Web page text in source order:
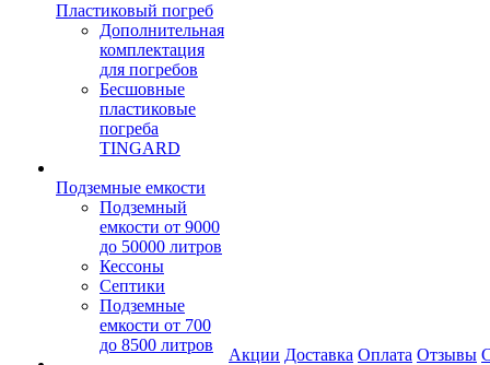
Пластиковый погреб
Дополнительная
комплектация
для погребов
Бесшовные
пластиковые
погреба
TINGARD
Подземные емкости
Подземный
емкости от 9000
до 50000 литров
Кессоны
Септики
Подземные
емкости от 700
до 8500 литров
Акции Доставка Оплата Отзывы